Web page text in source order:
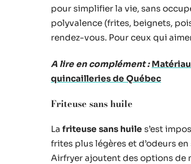
pour simplifier la vie, sans
polyvalence (frites, beignets,
rendez-vous. Pour ceux qui
A lire en complément :
quincailleries de Québec
Friteuse sans huile
La friteuse sans huile s’est
frites plus légères et d’odeurs
Airfryer ajoutent des options de